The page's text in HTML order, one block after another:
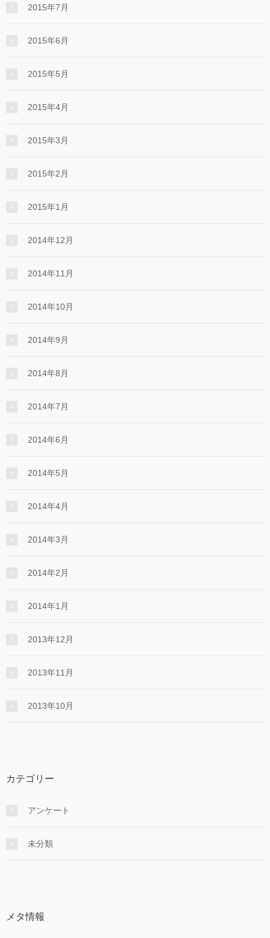
2015年7月
2015年6月
2015年5月
2015年4月
2015年3月
2015年2月
2015年1月
2014年12月
2014年11月
2014年10月
2014年9月
2014年8月
2014年7月
2014年6月
2014年5月
2014年4月
2014年3月
2014年2月
2014年1月
2013年12月
2013年11月
2013年10月
カテゴリー
アンケート
未分類
メタ情報